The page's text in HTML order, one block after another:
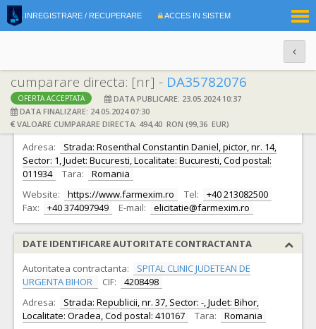
INREGISTRARE / RECUPERARE ACCES IN SISTEM
cumparare directa: [nr] - DA35782076
OFERTA ACCEPTATA
DATA PUBLICARE: 23.05.2024 10:37
DATA FINALIZARE: 24.05.2024 07:30
VALOARE CUMPARARE DIRECTA: 494,40 RON (99,36 EUR)
DATE IDENTIFICARE OFERTANT
Ofertant: S.C. FARMEXIM S.A. S.A. CIF: 335278
Adresa:
Strada: Rosenthal Constantin Daniel, pictor, nr. 14,
Sector: 1, Judet: Bucuresti, Localitate: Bucuresti, Cod postal:
011934
Tara:
Romania
Website:
https://www.farmexim.ro Tel:
+40 213082500
Fax:
+40 374097949 E-mail: elicitatie@farmexim.ro
DATE IDENTIFICARE AUTORITATE CONTRACTANTA
Autoritatea contractanta:
SPITAL CLINIC JUDETEAN DE
URGENTA BIHOR
CIF:
4208498
Adresa:
Strada: Republicii, nr. 37, Sector: -, Judet: Bihor,
Localitate: Oradea, Cod postal: 410167
Tara:
Romania